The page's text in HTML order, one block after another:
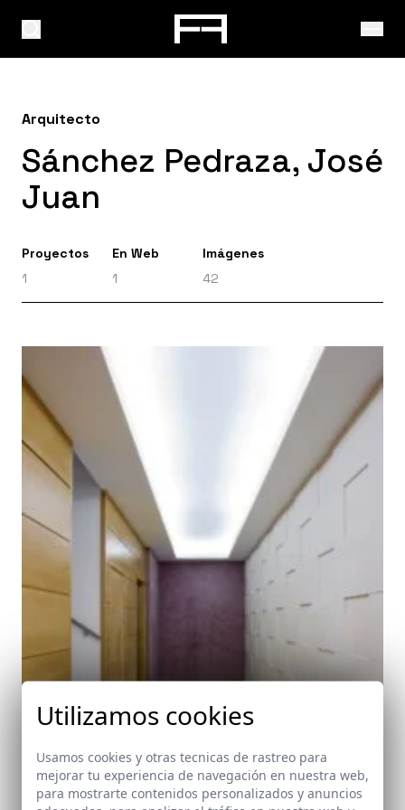
Arquitecto
Sánchez Pedraza, José
Juan
Proyectos
1
En Web
1
Imágenes
42
Utilizamos cookies
Usamos cookies y otras tecnicas de rastreo para
mejorar tu experiencia de navegación en nuestra web,
para mostrarte contenidos personalizados y anuncios